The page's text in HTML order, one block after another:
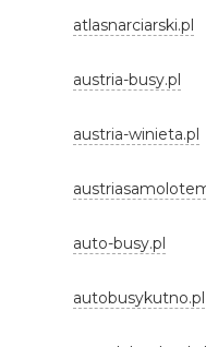
atlasnarciarski.pl
austria-busy.pl
austria-winieta.pl
auto-busy.pl
autobusykutno.pl